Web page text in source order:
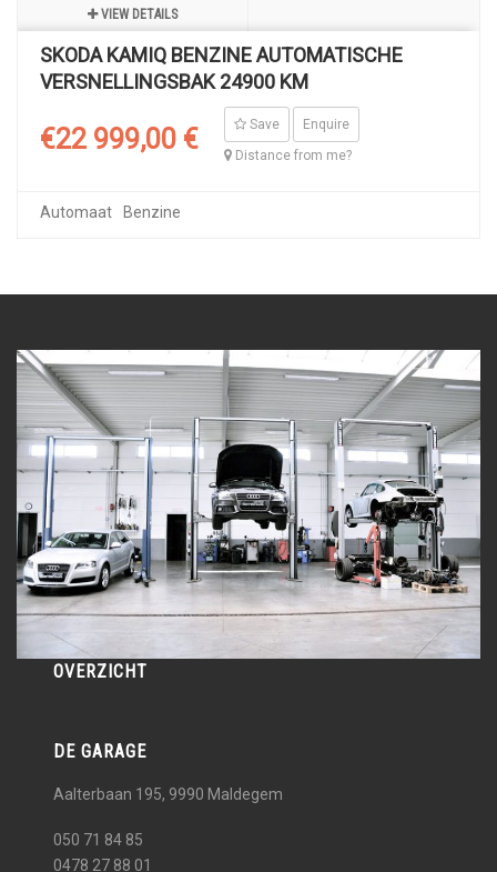
VIEW DETAILS
SKODA KAMIQ BENZINE AUTOMATISCHE
VERSNELLINGSBAK 24900 KM
€22 999,00 € Save
Enquire
Distance from me?
Automaat Benzine
OVERZICHT
DE GARAGE
Aalterbaan 195, 9990 Maldegem
050 71 84 85
0478 27 88 01